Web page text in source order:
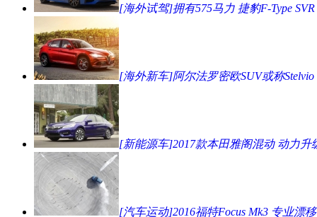
[海外试驾]拥有575马力 捷豹F-Type SVR
[海外新车]阿尔法罗密欧SUV或称Stelvio
[新能源车]2017款本田雅阁混动 动力升
[汽车运动]2016福特Focus Mk3 专业漂移